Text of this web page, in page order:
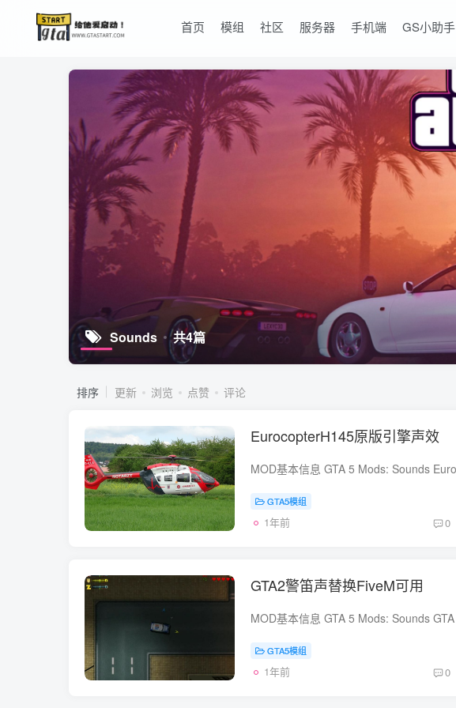
首页 模组 社区 服务器 手机端 GS小助手
Sounds 共4篇
排序 更新 浏览 点赞 评论
EurocopterH145原版引擎声效
GTA5模组
1年前 0
GTA2警笛声替换FiveM可用
GTA5模组
1年前 0